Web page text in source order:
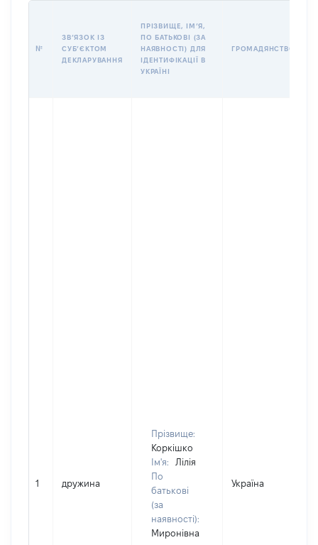
№
ЗВʼЯЗОК ІЗ
СУБʼЄКТОМ
ДЕКЛАРУВАННЯ
ПРІЗВИЩЕ, ІМʼЯ,
ПО БАТЬКОВІ (ЗА
НАЯВНОСТІ) ДЛЯ
ІДЕНТИФІКАЦІЇ В
УКРАЇНІ
ГРОМАДЯНСТВО
1 дружина
Прізвище:
Коркішко
Ім'я:
Лілія
По
батькові
(за
наявності):
Миронівна
Україна